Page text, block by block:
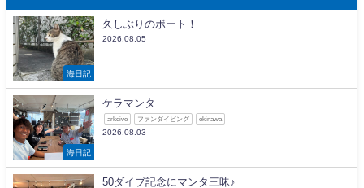
海日記
久しぶりのボート！
2026.08.05
海日記
ケラマンタ
arkdive ファンダイビング okinawa
2026.08.03
50ダイブ記念にマンタ三昧♪